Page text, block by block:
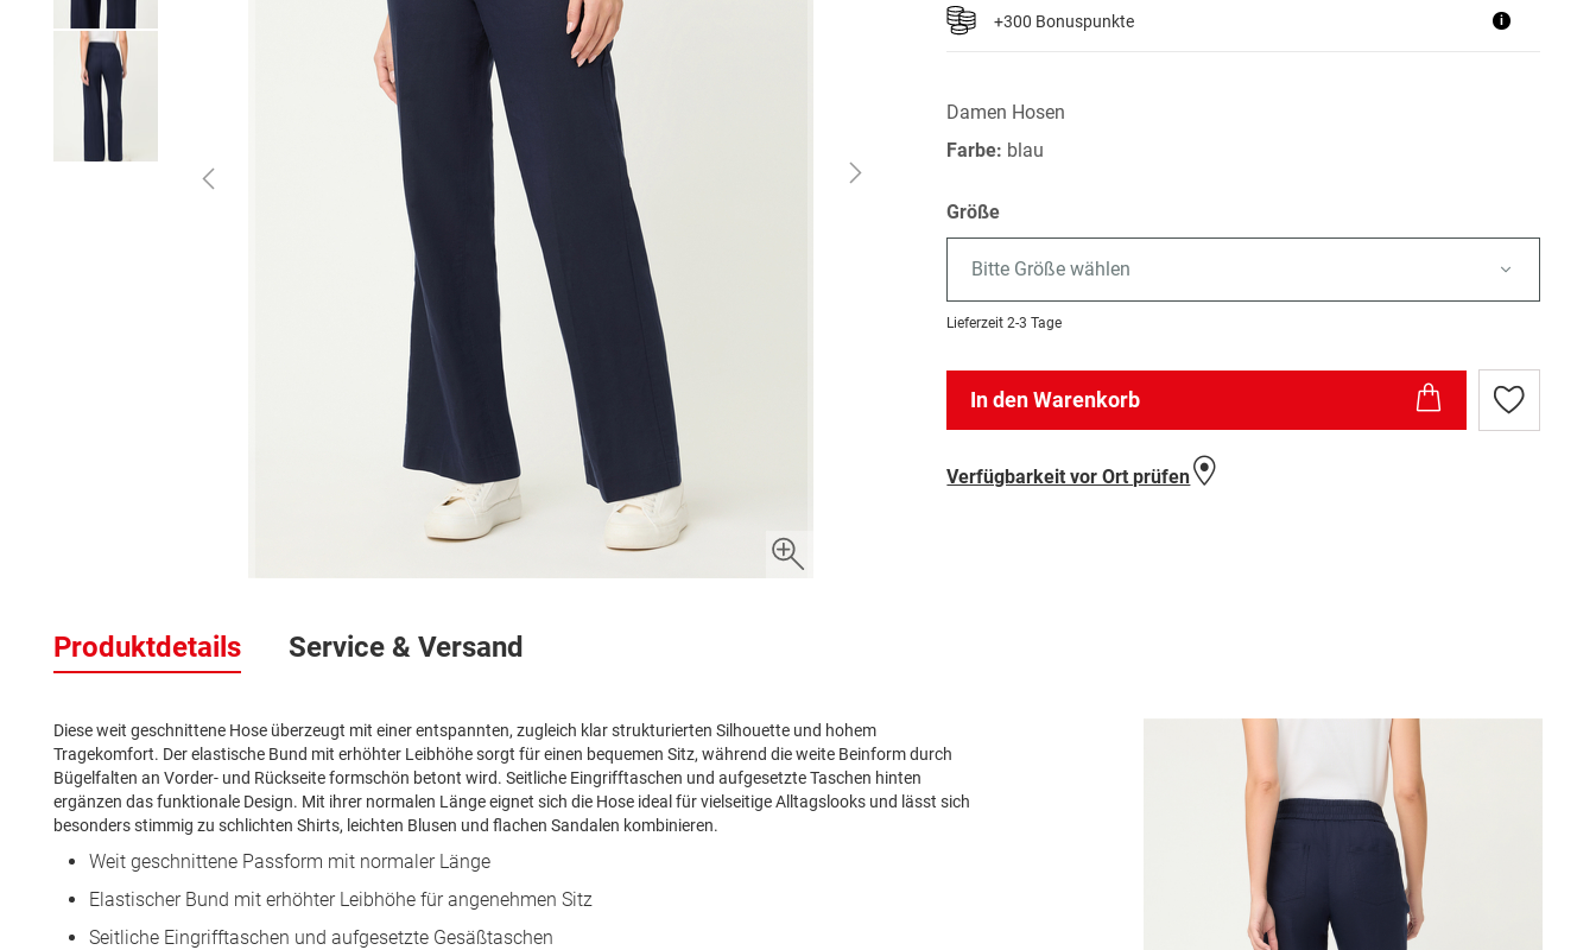
der
Bildergalerie
+300 Bonuspunkte i
Damen Hosen
Farbe: blau
Größe
Bitte Größe wählen
Lieferzeit 2-3 Tage
In den Warenkorb
Zur
Wunschliste
Verfügbarkeit vor Ort prüfen
Produktdetails
Diese weit geschnittene Hose überzeugt mit einer entspannten, zugleich klar strukturierten Silhouette und hohem
Tragekomfort. Der elastische Bund mit erhöhter Leibhöhe sorgt für einen bequemen Sitz, während die weite Beinform durch
Bügelfalten an Vorder- und Rückseite formschön betont wird. Seitliche Eingrifftaschen und aufgesetzte Taschen hinten
ergänzen das funktionale Design. Mit ihrer normalen Länge eignet sich die Hose ideal für vielseitige Alltagslooks und lässt sich
besonders stimmig zu schlichten Shirts, leichten Blusen und flachen Sandalen kombinieren.
Weit geschnittene Passform mit normaler Länge
Elastischer Bund mit erhöhter Leibhöhe für angenehmen Sitz
Seitliche Eingrifftaschen und aufgesetzte Gesäßtaschen
Service & Versand